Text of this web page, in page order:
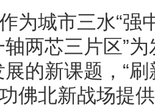
为城市三水“强
两芯三片区”
展的新课题，“
佛北新战场提